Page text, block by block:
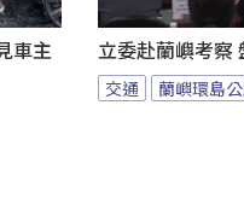
車主 立委赴蘭嶼考察
交通 蘭嶼環島